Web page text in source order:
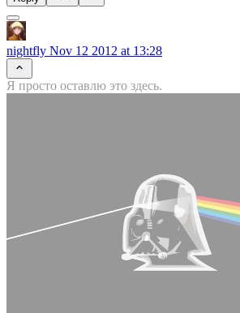
nightfly Nov 12 2012 at 13:28
Я просто оставлю это здесь.